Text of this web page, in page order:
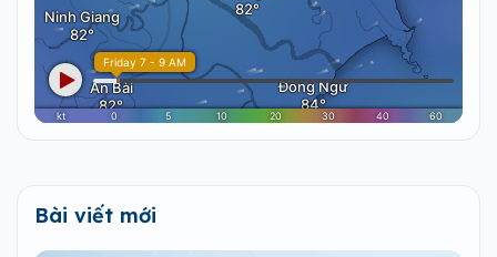
Bài viết mới